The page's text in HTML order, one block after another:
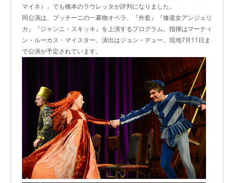
マイネ）」でも橋本のラウレッタが評判になりました。
同公演は、プッチーニの一幕物オペラ、『外套』『修道女アンジェリ
カ』『ジャンニ・スキッキ』を上演するプログラム。指揮はマーティ
ン・ルーカス・マイスター、演出はジョン・デュー。現地7月11日ま
で公演が予定されています。